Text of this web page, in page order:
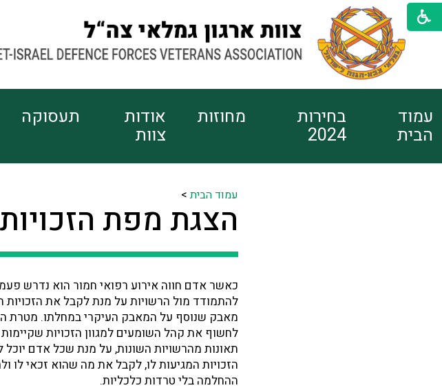
עמוד
הבית
בחירות
2024
מחוזות אודות
צוות
תעסוקה
עמוד הבית>
הצגת מפת
כאשר אדם חווה אירוע רפואי חמור הוא נדרש
להתמודד מול הרשויות על מנת לקבל את הזכויות
מאבק שנוסף על המאבק העיקרי במחלתו. מטרת
לחשוף את קהל השומעים למגוון הזכויות שקיימות
תאונות מהרשויות השונות, על מנת שכל אדם
הזכויות המגיעות לו, לקבל את מה שהוא זכאי לו
ההחלמה בלי טרדות כלכליות.